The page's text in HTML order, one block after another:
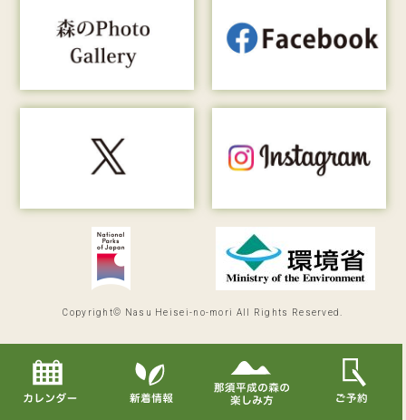
Copyright© Nasu Heisei-no-mori All Rights Reserved.